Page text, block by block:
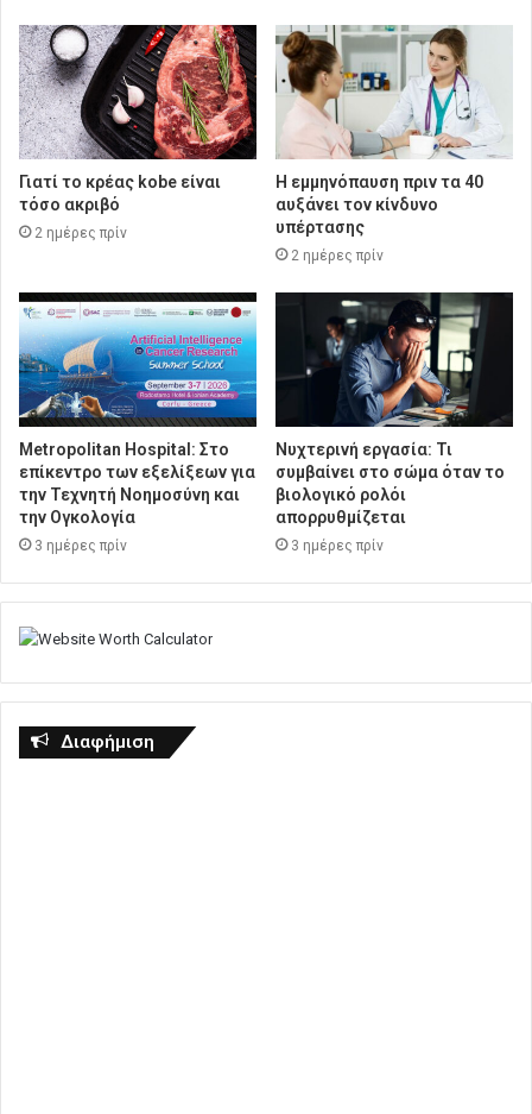
Γιατί το κρέας kobe είναι
τόσο ακριβό
2 ημέρες πρίν
Η εμμηνόπαυση πριν τα 40
αυξάνει τον κίνδυνο
υπέρτασης
2 ημέρες πρίν
Metropolitan Hospital: Στο
επίκεντρο των εξελίξεων για
την Τεχνητή Νοημοσύνη και
την Ογκολογία
3 ημέρες πρίν
Νυχτερινή εργασία: Τι
συμβαίνει στο σώμα όταν το
βιολογικό ρολόι
απορρυθμίζεται
3 ημέρες πρίν
Διαφήμιση